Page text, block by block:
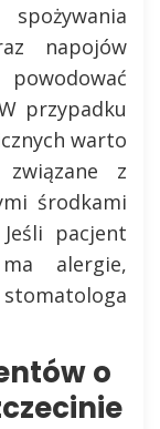
napojów
przypadku
warto
z
środkami
pacjent
alergie,
o